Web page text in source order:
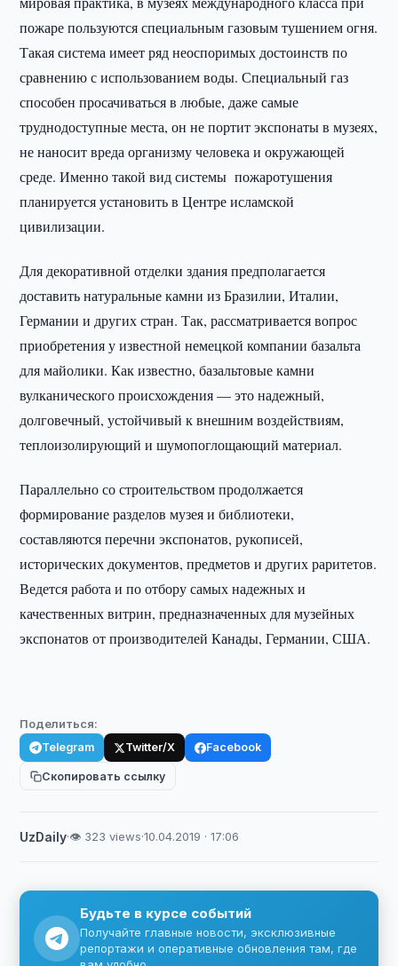
пожаре пользуются специальным газовым тушением огня.
Такая система имеет ряд неоспоримых достоинств по
сравнению с использованием воды. Специальный газ
способен просачиваться в любые, даже самые
труднодоступные места, он не портит экспонаты в музеях,
не наносит вреда организму человека и окружающей
среде. Именно такой вид системы пожаротушения
планируется установить в Центре исламской
цивилизации.
Для декоративной отделки здания предполагается
доставить натуральные камни из Бразилии, Италии,
Германии и других стран. Так, рассматривается вопрос
приобретения у известной немецкой компании базальта
для майолики. Как известно, базальтовые камни
вулканического происхождения — это надежный,
долговечный, устойчивый к внешним воздействиям,
теплоизолирующий и шумопоглощающий материал.
Параллельно со строительством продолжается
формирование разделов музея и библиотеки,
составляются перечни экспонатов, рукописей,
исторических документов, предметов и других раритетов.
Ведется работа и по отбору самых надежных и
качественных витрин, предназначенных для музейных
экспонатов от производителей Канады, Германии, США.
Поделиться:
Telegram Twitter/X Facebook
Скопировать ссылку
UzDaily·👁 323 views·10.04.2019 · 17:06
Будьте в курсе событий
Получайте главные новости, эксклюзивные
репортажи и оперативные обновления там, где